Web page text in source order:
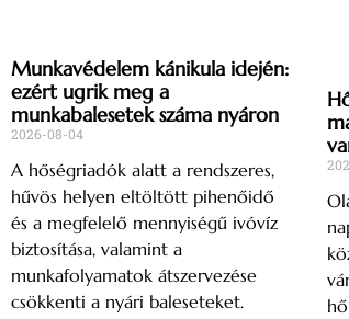
Munkavédelem kánikula idején:
ezért ugrik meg a
munkabalesetek száma nyáron
2026-08-04
A hőségriadók alatt a rendszeres,
hűvös helyen eltöltött pihenőidő
és a megfelelő mennyiségű ivóvíz
biztosítása, valamint a
munkafolyamatok átszervezése
csökkenti a nyári baleseteket.